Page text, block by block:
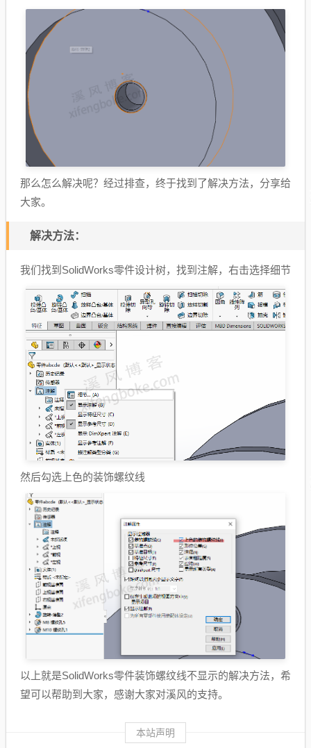
那么怎么解决呢？经过排查，终于找到了解决方法，分享给
大家。
解决方法：
我们找到SolidWorks零件设计树，找到注解，右击选择细节
然后勾选上色的装饰螺纹线
以上就是SolidWorks零件装饰螺纹线不显示的解决方法，希
望可以帮助到大家，感谢大家对溪风的支持。
本站声明